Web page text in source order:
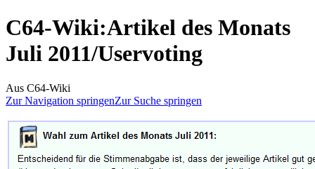
C64-Wiki:Artikel des Monats
Juli 2011/Uservoting
Aus C64-Wiki
Zur Navigation springenZur Suche springen